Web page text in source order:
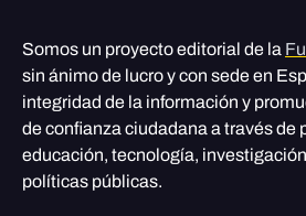
Somos un proyecto editorial de la
sin ánimo de lucro y con sede en
integridad de la información y
de confianza ciudadana a través de
educación, tecnología,
políticas públicas.